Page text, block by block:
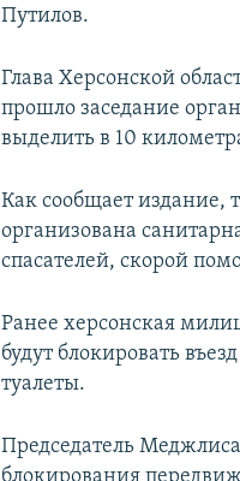
Путилов.
Глава Херсонской
прошло заседание
выделить в 10
Как сообщает издание,
организована
спасателей, скорой
Ранее херсонская
будут блокировать
туалеты.
Председатель